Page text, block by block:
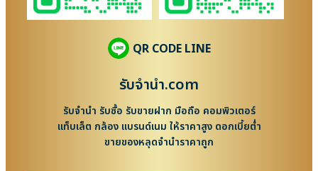
QR CODE LINE
รับจํานํา.com
รับจำนำ รับซื้อ รับขายฝาก มือถือ คอมพิวเตอร์
แท็บเล็ต กล้อง แบรนด์เนม ให้ราคาสูง ดอกเบี้ยต่ำ
ขายของหลุดจำนำราคาถูก